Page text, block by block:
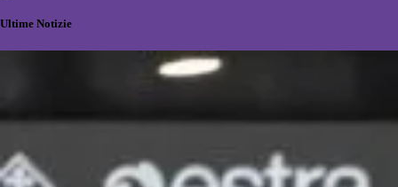
Ultime Notizie